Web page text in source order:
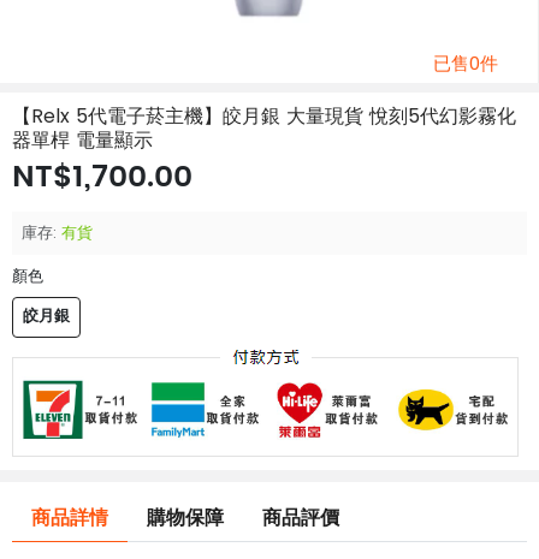
已售0件
【Relx 5代電子菸主機】皎月銀 大量現貨 悅刻5代幻影霧化
器單桿 電量顯示
NT$1,700.00
庫存: 有貨
顏色
皎月銀
商品詳情 購物保障 商品評價